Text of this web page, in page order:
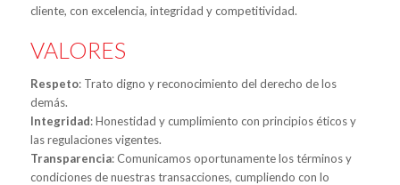
cliente, con excelencia, integridad y competitividad.
VALORES
Respeto: Trato digno y reconocimiento del derecho de los
demás.
Integridad: Honestidad y cumplimiento con principios éticos y
las regulaciones vigentes.
Transparencia: Comunicamos oportunamente los términos y
condiciones de nuestras transacciones, cumpliendo con lo